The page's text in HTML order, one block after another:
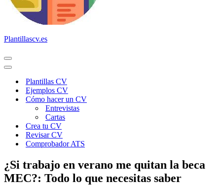
Plantillascv.es
Menú
de
Menú
navegaciónPlantillas CV
Ejemplos CV
Cómo hacer un CV
Entrevistas
Cartas
Crea tu CV
Revisar CV
Comprobador ATS
¿Si trabajo en verano me quitan la beca
MEC?: Todo lo que necesitas saber